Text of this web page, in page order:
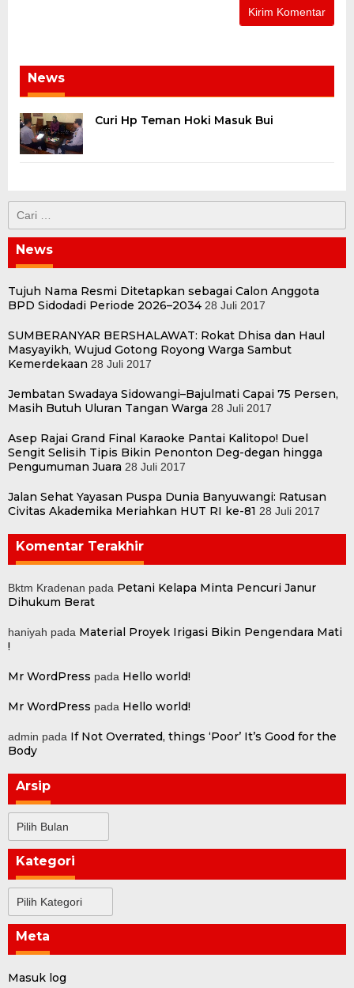
News
Curi Hp Teman Hoki Masuk Bui
untuk:
News
Tujuh Nama Resmi Ditetapkan sebagai Calon Anggota
BPD Sidodadi Periode 2026–2034 28 Juli 2017
SUMBERANYAR BERSHALAWAT: Rokat Dhisa dan Haul
Masyayikh, Wujud Gotong Royong Warga Sambut
Kemerdekaan 28 Juli 2017
Jembatan Swadaya Sidowangi–Bajulmati Capai 75 Persen,
Masih Butuh Uluran Tangan Warga 28 Juli 2017
Asep Rajai Grand Final Karaoke Pantai Kalitopo! Duel
Sengit Selisih Tipis Bikin Penonton Deg-degan hingga
Pengumuman Juara 28 Juli 2017
Jalan Sehat Yayasan Puspa Dunia Banyuwangi: Ratusan
Civitas Akademika Meriahkan HUT RI ke-81 28 Juli 2017
Komentar Terakhir
Bktm Kradenan pada Petani Kelapa Minta Pencuri Janur
Dihukum Berat
haniyah pada Material Proyek Irigasi Bikin Pengendara Mati
!
Mr WordPress pada Hello world!
Mr WordPress pada Hello world!
admin pada If Not Overrated, things ‘Poor’ It’s Good for the
Body
Arsip
Kategori
Meta
Masuk log